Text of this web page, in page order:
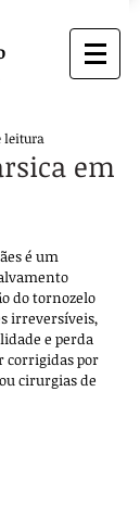
em
leitura
é um
do tornozelo
irreversíveis,
e perda
corrigidas por
cirurgias de